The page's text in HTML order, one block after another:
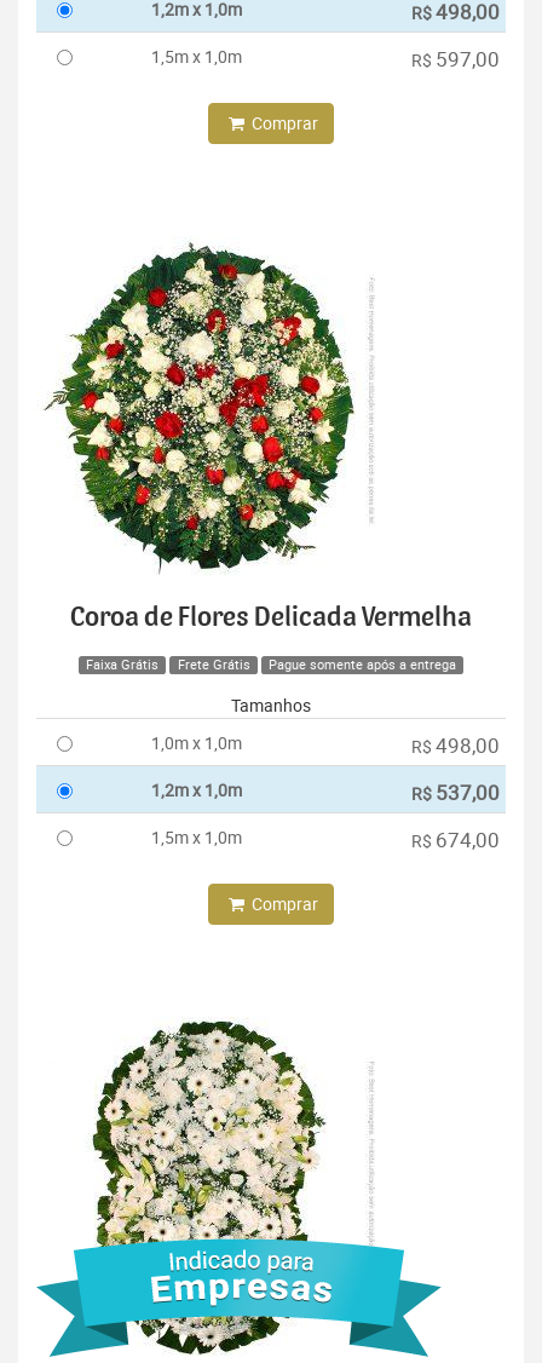
1,2m x 1,0m R$498,00
1,5m x 1,0m R$ 597,00
Comprar
Coroa de Flores Delicada Vermelha
Faixa Grátis Frete Grátis Pague somente após a entrega
Tamanhos
1,0m x 1,0m
R$ 498,00
1,2m x 1,0m R$ 537,00
1,5m x 1,0m R$ 674,00
Comprar